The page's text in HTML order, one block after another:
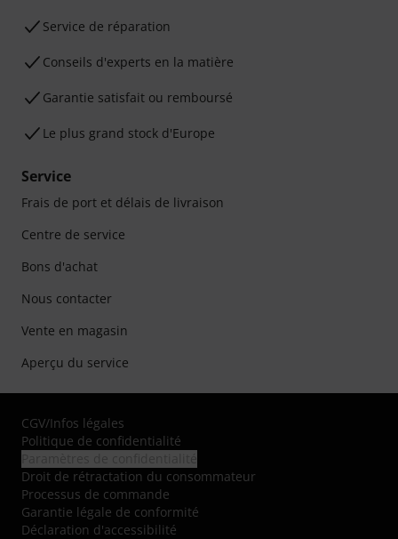
Service de réparation
Conseils d'experts en la matière
Garantie satisfait ou remboursé
Le plus grand stock d'Europe
Service
Frais de port et délais de livraison
Centre de service
Bons d'achat
Nous contacter
Vente en magasin
Aperçu du service
CGV/Infos légales
Politique de confidentialité
Droit de rétractation du consommateur
Processus de commande
Garantie légale de conformité
Déclaration d'accessibilité